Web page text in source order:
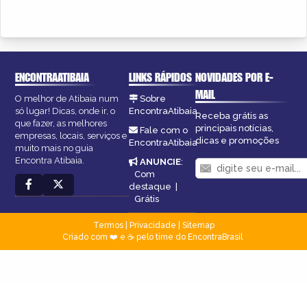
ENCONTRAATIBAIA
O melhor de Atibaia num
só lugar! Dicas, onde ir, o
que fazer, as melhores
empresas, locais, serviços e
muito mais no guia
Encontra Atibaia.
LINKS RÁPIDOS
Sobre
EncontraAtibaia
Fale com o
EncontraAtibaia
ANUNCIE:
Com
destaque |
Grátis
NOVIDADES POR E-
MAIL
Receba grátis as
principais notícias,
dicas e promoções
Termos| Privacidade
Sitemap
Criado com ❤️ e ☕ pelo time do EncontraBrasil